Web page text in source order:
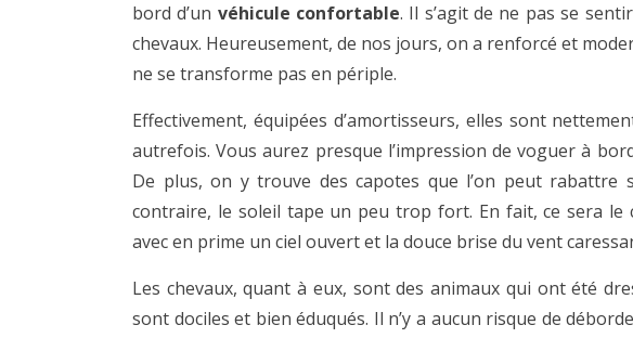
bord d’un véhicule confortable. Il s’agit de ne pas se
chevaux. Heureusement, de nos jours, on a renforcé et
ne se transforme pas en périple.
Effectivement, équipées d’amortisseurs, elles sont
autrefois. Vous aurez presque l’impression de voguer à
De plus, on y trouve des capotes que l’on peut rabattre
contraire, le soleil tape un peu trop fort. En fait, ce sera le
avec en prime un ciel ouvert et la douce brise du vent
Les chevaux, quant à eux, sont des animaux qui ont été
sont dociles et bien éduqués. Il n’y a aucun risque de